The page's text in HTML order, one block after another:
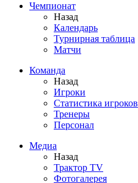
Чемпионат
Назад
Календарь
Турнирная таблица
Матчи
Команда
Назад
Игроки
Статистика игроков
Тренеры
Персонал
Медиа
Назад
Трактор TV
Фотогалерея